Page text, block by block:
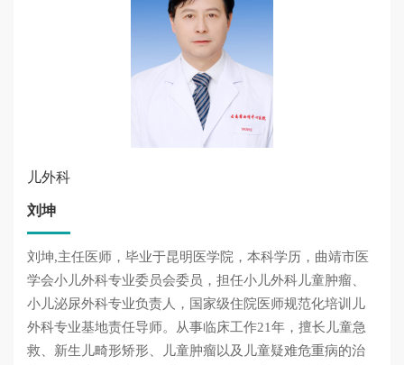
儿外科
刘坤
刘坤,主任医师，毕业于昆明医学院，本科学历，曲靖市医
学会小儿外科专业委员会委员，担任小儿外科儿童肿瘤、
小儿泌尿外科专业负责人，国家级住院医师规范化培训儿
外科专业基地责任导师。从事临床工作21年，擅长儿童急
救、新生儿畸形矫形、儿童肿瘤以及儿童疑难危重病的治